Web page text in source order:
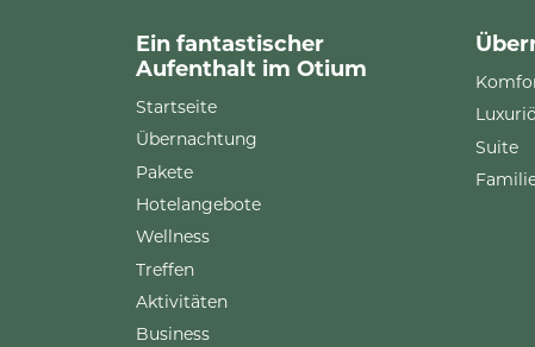
Ein fantastischer
Aufenthalt im Otium
Startseite
Übernachtung
Pakete
Hotelangebote
Wellness
Treffen
Aktivitäten
Business
Suite